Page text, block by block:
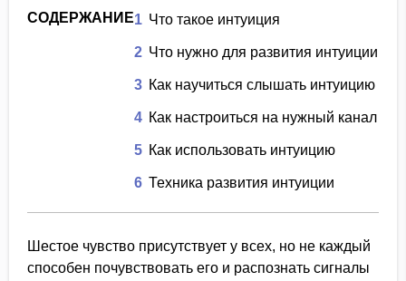
СОДЕРЖАНИЕ1 Что такое интуиция
2 Что нужно для развития интуиции
3 Как научиться слышать интуицию
4 Как настроиться на нужный канал
5 Как использовать интуицию
6 Техника развития интуиции
Шестое чувство присутствует у всех, но не каждый
способен почувствовать его и распознать сигналы